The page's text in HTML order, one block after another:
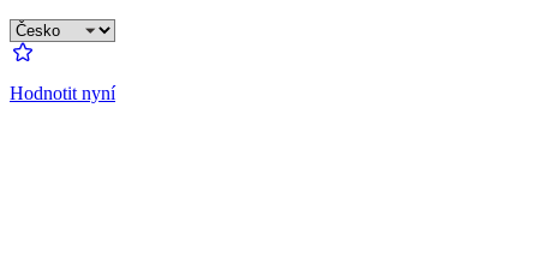
Hodnotit nyní